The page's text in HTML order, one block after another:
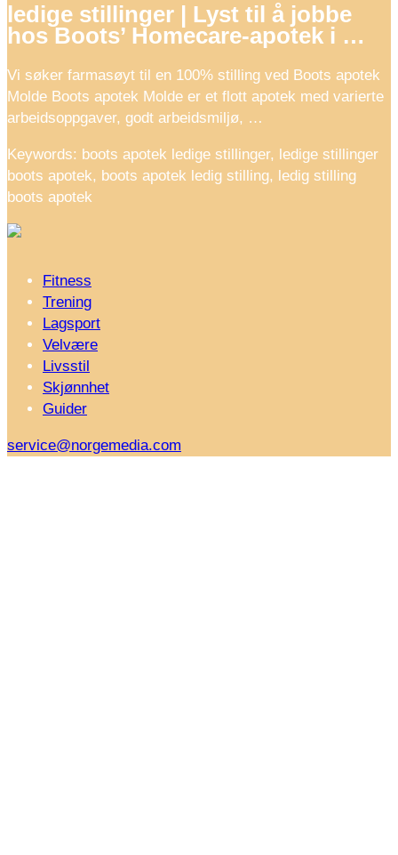
ledige stillinger | Lyst til å jobbe
hos Boots’ Homecare-apotek i …
Vi søker farmasøyt til en 100% stilling ved Boots apotek
Molde Boots apotek Molde er et flott apotek med varierte
arbeidsoppgaver, godt arbeidsmiljø, …
Keywords: boots apotek ledige stillinger, ledige stillinger
boots apotek, boots apotek ledig stilling, ledig stilling
boots apotek
Fitness
Trening
Lagsport
Velvære
Livsstil
Skjønnhet
Guider
service@norgemedia.com